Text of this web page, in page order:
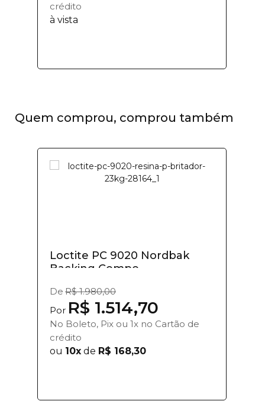
crédito
à vista
Quem comprou, comprou também
Loctite PC 9020 Nordbak
Backing Compo...
De R$ 1.980,00
Por R$ 1.514,70
No Boleto, Pix ou 1x no Cartão de
crédito
ou 10x de R$ 168,30